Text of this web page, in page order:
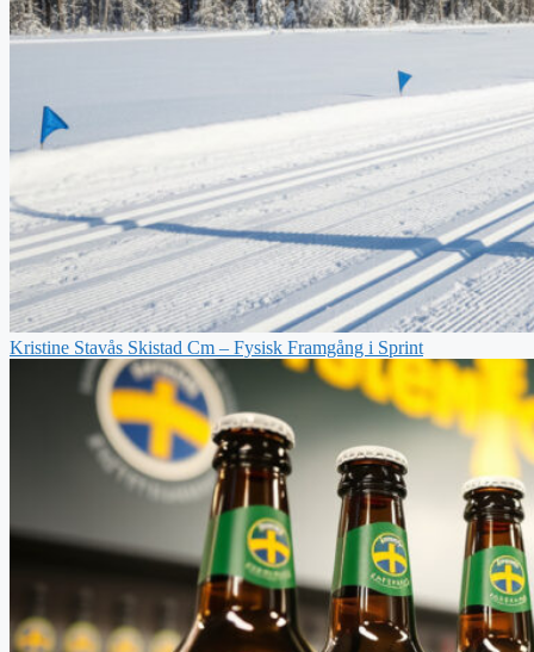
Kristine Stavås Skistad Cm – Fysisk Framgång i Sprint